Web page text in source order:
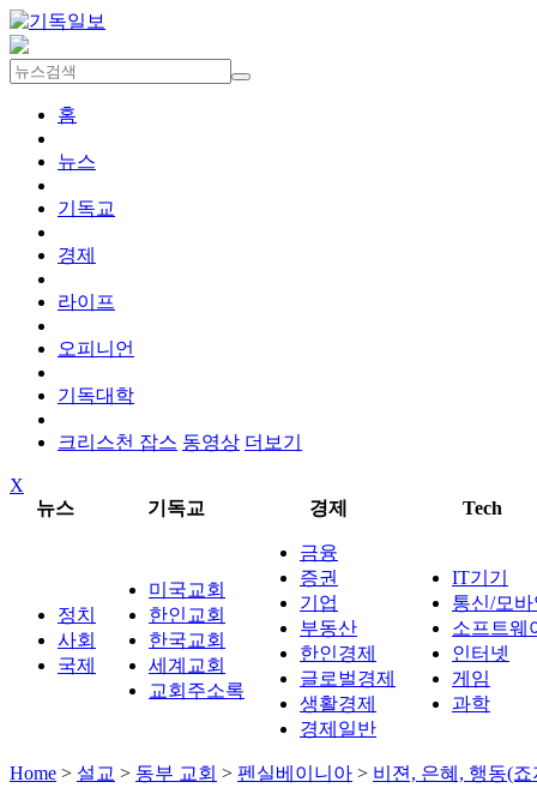
홈
뉴스
기독교
경제
라이프
오피니언
기독대학
크리스천 잡스 동영상 더보기
X
뉴스
기독교 경제 Tech
정치
사회
국제
미국교회
한인교회
한국교회
세계교회
교회주소록
금융
증권
기업
부동산
한인경제
글로벌경제
생활경제
경제일반
IT기기
통신/모
소프트웨
인터넷
게임
과학
Home > 설교 > 동부 교회 > 펜실베이니아 > 비젼, 은혜, 행동(